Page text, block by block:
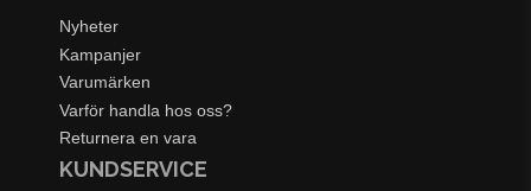
Nyheter
Kampanjer
Varumärken
Varför handla hos oss?
Returnera en vara
KUNDSERVICE